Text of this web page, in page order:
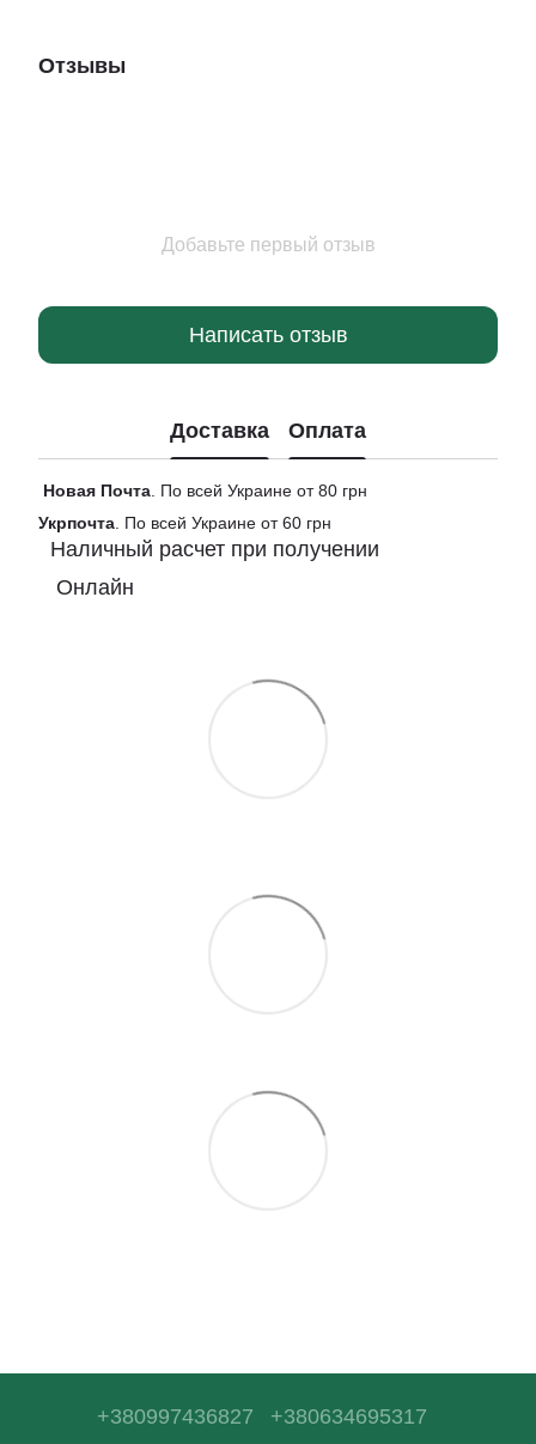
Отзывы
Добавьте первый отзыв
Написать отзыв
Доставка Оплата
Новая Почта . По всей Украине от 80 грн
Укрпочта . По всей Украине от 60 грн
Наличный расчет при получении
Онлайн
+380997436827 +380634695317